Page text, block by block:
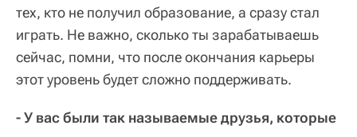
тех, кто не получил образование, а сразу стал
играть. Не важно, сколько ты зарабатываешь
сейчас, помни, что после окончания карьеры
этот уровень будет сложно поддерживать.
- У вас были так называемые друзья, которые